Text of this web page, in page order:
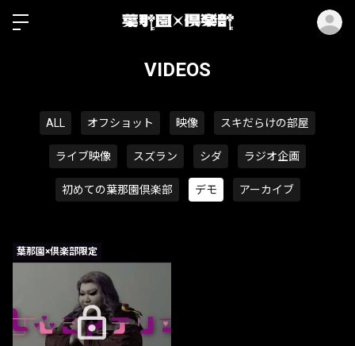
VIDEOS
ALL オフショット 映像 スキだらけの部屋
ライブ映像 スズラン シダ ラジオ企画
初めての葉那園倶楽部 デモ アーカイブ
葉那園×倶楽部限定